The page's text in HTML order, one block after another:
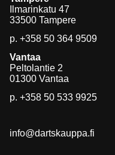
Ilmarinkatu 47
33500 Tampere
p. +358 50 364 9509
Vantaa
Peltolantie 2
01300 Vantaa
p. +358 50 533 9925
info@dartskauppa.fi